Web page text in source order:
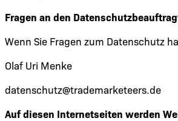
Fragen an den
Wenn Sie Fragen zum Datenschutz
Olaf Uri Menke
datenschutz@trademarketeers.de
Auf diesen Internetseiten werden